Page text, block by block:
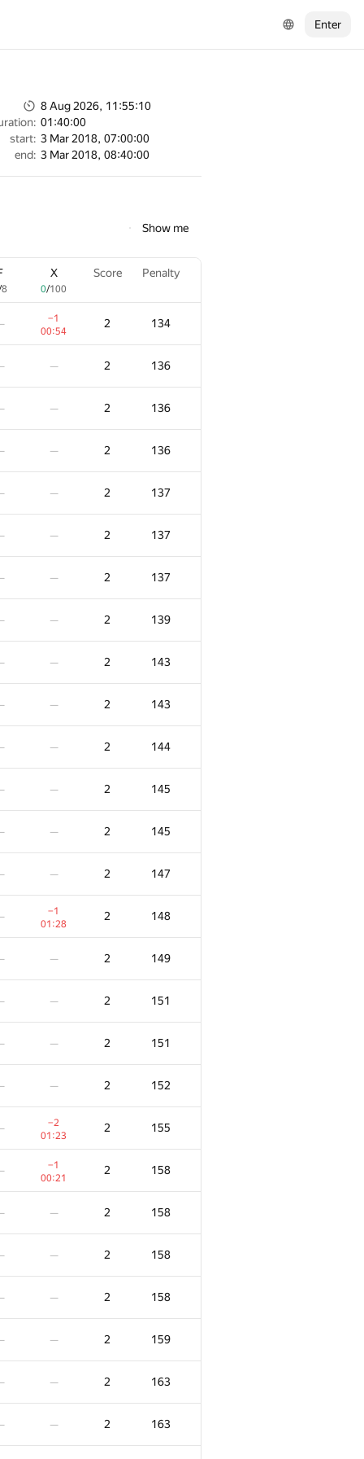
Enter
8 Aug 2026, 11:55:10
01:40:00
start: 3 Mar 2018, 07:00:00
end: 3 Mar 2018, 08:40:00
Show me
8
X
0/100
Score Penalty
−1
00:54
2 134
— 2 136
— 2 136
— 2 136
— 2 137
— 2 137
— 2 137
— 2 139
— 2 143
— 2 143
— 2 144
— 2 145
— 2 145
— 2 147
−1
01:28
2 148
— 2 149
— 2 151
— 2 151
— 2 152
−2
01:23
2 155
−1
00:21
2 158
— 2 158
— 2 158
— 2 158
— 2 159
— 2 163
— 2 163